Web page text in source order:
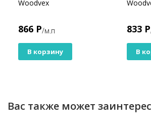
Woodvex
866 Р/м.п
В корзину
833 Р
В
Вас также может